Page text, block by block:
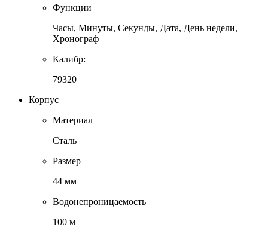
Функции
Часы, Минуты, Секунды, Дата, День недели,
Хронограф
Калибр:
79320
Корпус
Материал
Сталь
Размер
44 мм
Водонепроницаемость
100 м